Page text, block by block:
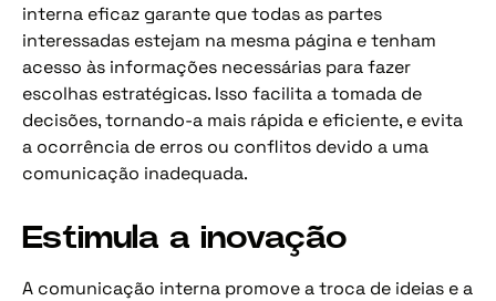
interna eficaz garante que todas as partes
interessadas estejam na mesma página e tenham
acesso às informações necessárias para fazer
escolhas estratégicas. Isso facilita a tomada de
decisões, tornando-a mais rápida e eficiente, e evita
a ocorrência de erros ou conflitos devido a uma
comunicação inadequada.
Estimula a inovação
A comunicação interna promove a troca de ideias e a